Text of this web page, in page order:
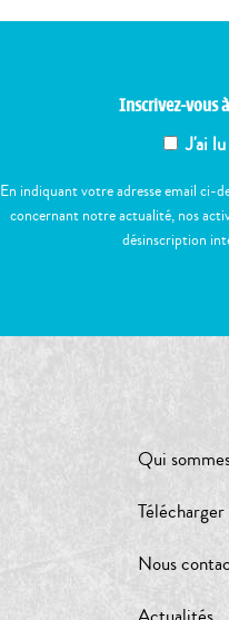
Inscrivez-vous
J'ai
En indiquant votre adresse email ci-
concernant notre actualité, nos
désinscription
Qui
Nous